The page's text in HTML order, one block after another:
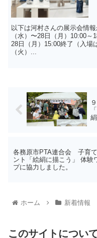
以下は河村さんの展示会情
（水）〜28日（月）10:00
28日（月）15:00終了（入場
（火）...
各務原市PTA連合会 子育
ント「絵絹に描こう」 体験
プに協力しました。
ホーム 新着情報
このサイトについ